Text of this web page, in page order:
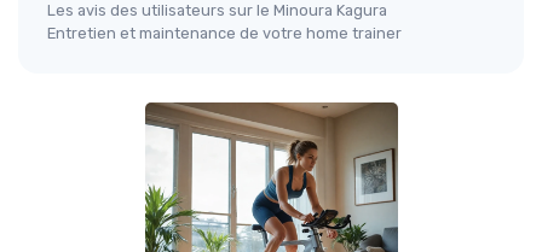
Les avis des utilisateurs sur le Minoura Kagura
Entretien et maintenance de votre home trainer